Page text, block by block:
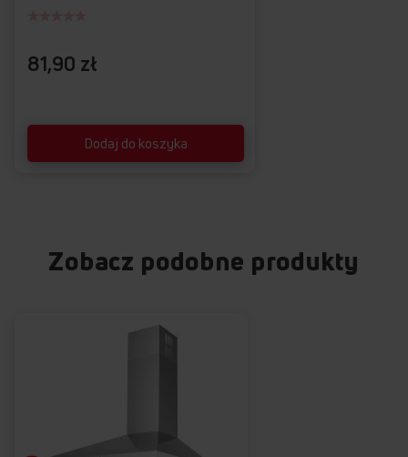
81,90 zł
Dodaj do koszyka
Zobacz podobne produkty